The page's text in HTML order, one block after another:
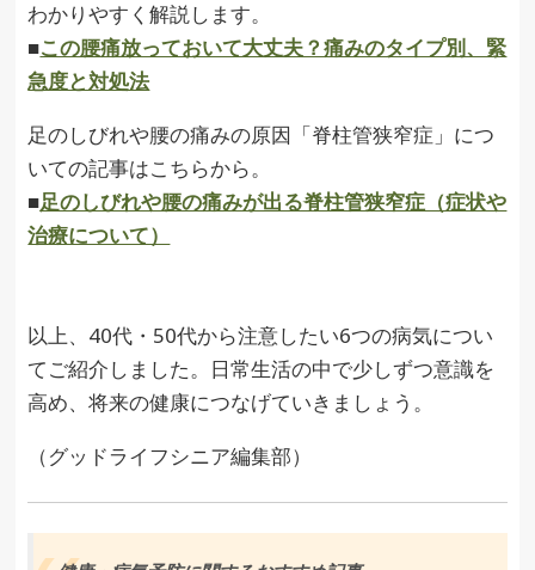
わかりやすく解説します。
■この腰痛放っておいて大丈夫？痛みのタイプ別、緊
急度と対処法
足のしびれや腰の痛みの原因「脊柱管狭窄症」につ
いての記事はこちらから。
■足のしびれや腰の痛みが出る脊柱管狭窄症（症状や
治療について）
以上、40代・50代から注意したい6つの病気につい
てご紹介しました。日常生活の中で少しずつ意識を
高め、将来の健康につなげていきましょう。
（グッドライフシニア編集部）